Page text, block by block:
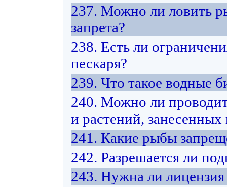
237. Можно ли ловить
запрета?
238. Есть ли
пескаря?
239. Что такое водные
240. Можно ли
и растений,
241. Какие рыбы
242. Разрешается ли
243. Нужна ли